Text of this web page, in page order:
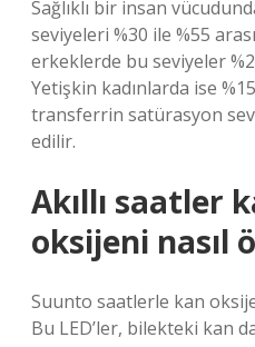
Sağlıklı bir insan
seviyeleri %30 ile %55
erkeklerde bu seviyeler
Yetişkin kadınlarda ise
transferrin satürasyon
edilir.
Akıllı saatler
oksijeni nasıl
Suunto saatlerle kan
Bu LED’ler, bilekteki kan